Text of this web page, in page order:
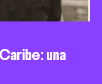
una